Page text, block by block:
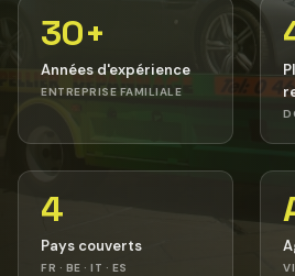
30+
Années d'expérience
ENTREPRISE FAMILIALE
4
Pays couverts
FR · BE · IT · ES